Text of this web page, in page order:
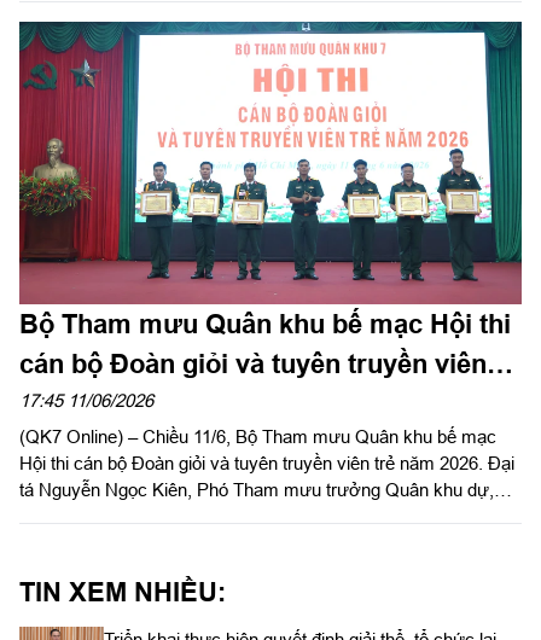
(phường Long An) và Nghĩa trang liệt sĩ Đức Hòa (xã Đức Hòa)
đối với các phần mộ liệt sĩ chưa xác định được thông tin. Tham
gia hoạt động có Thượng tá Võ Lê Hiến, Phó Chủ nhiệm Chính
trị Bộ CHQS tỉnh Tây Ninh; Thượng tá Nguyễn Thành Trung,
Phó Chủ nhiệm Chính trị Bộ Tham mưu Quân khu 7.
Bộ Tham mưu Quân khu bế mạc Hội thi
cán bộ Đoàn giỏi và tuyên truyền viên
trẻ năm 2026
17:45 11/06/2026
(QK7 Online) – Chiều 11/6, Bộ Tham mưu Quân khu bế mạc
Hội thi cán bộ Đoàn giỏi và tuyên truyền viên trẻ năm 2026. Đại
tá Nguyễn Ngọc Kiên, Phó Tham mưu trưởng Quân khu dự,
TIN XEM NHIỀU: